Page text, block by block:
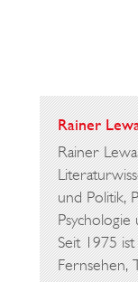
Rainer
Rainer
und Politik,
Psychologie
Seit 1975
Fernsehen,